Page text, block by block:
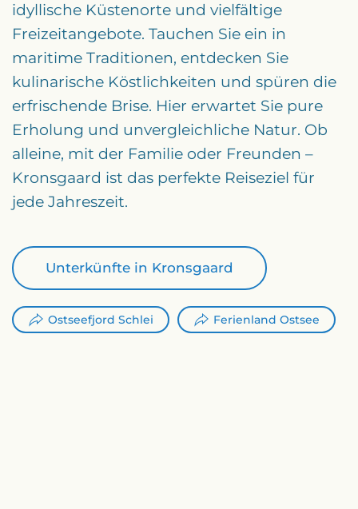
idyllische Küstenorte und vielfältige
Freizeitangebote. Tauchen Sie ein in
maritime Traditionen, entdecken Sie
kulinarische Köstlichkeiten und spüren die
erfrischende Brise. Hier erwartet Sie pure
Erholung und unvergleichliche Natur. Ob
alleine, mit der Familie oder Freunden –
Kronsgaard ist das perfekte Reiseziel für
jede Jahreszeit.
Unterkünfte in Kronsgaard
Ostseefjord Schlei Ferienland Ostsee